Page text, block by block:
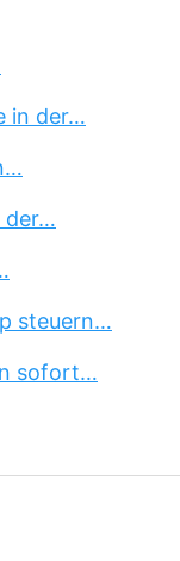
in der…
der…
steuern…
sofort…